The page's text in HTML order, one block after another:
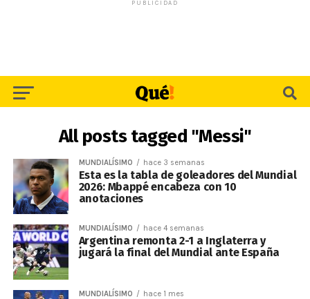
PUBLICIDAD
All posts tagged "Messi"
MUNDIALÍSIMO hace 3 semanas
Esta es la tabla de goleadores del Mundial
2026: Mbappé encabeza con 10
anotaciones
MUNDIALÍSIMO hace 4 semanas
Argentina remonta 2-1 a Inglaterra y
jugará la final del Mundial ante España
MUNDIALÍSIMO hace 1 mes